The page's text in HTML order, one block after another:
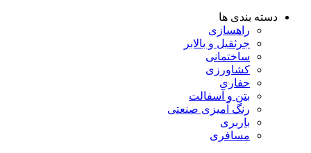
دسته بندی ها
راهسازی
جرثقیل و بالابر
ساختمانی
کشاورزی
حفاری
بتن و آسفالت
رنگ آمیزی صنعتی
باربری
مسافری